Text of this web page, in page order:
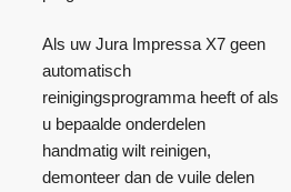
Als uw Jura Impressa X7 geen
automatisch
reinigingsprogramma heeft of als
u bepaalde onderdelen
handmatig wilt reinigen,
demonteer dan de vuile delen